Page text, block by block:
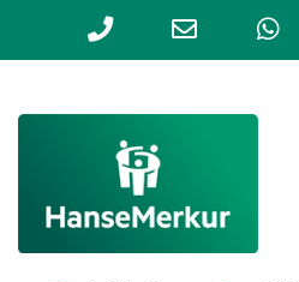
Phone
calling
Email